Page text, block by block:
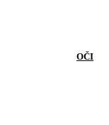
OČI